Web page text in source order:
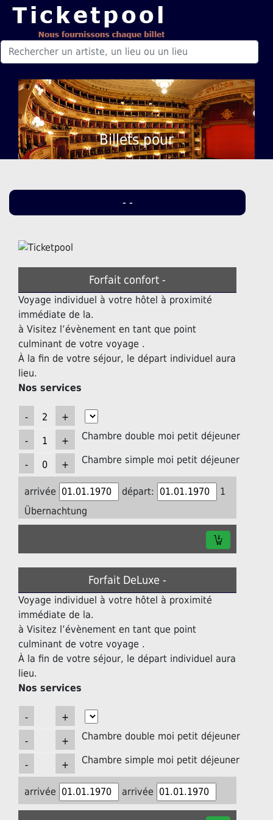
Billets pour
- -
Forfait confort -
Voyage individuel à votre hôtel à proximité
immédiate de la.
à Visitez l’évènement en tant que point
culminant de votre voyage .
À la fin de votre séjour, le départ individuel aura
lieu.
Nos services
Chambre double moi petit déjeuner
Chambre simple moi petit déjeuner
arrivée départ:
1
Übernachtung
Forfait DeLuxe -
Voyage individuel à votre hôtel à proximité
immédiate de la.
à Visitez l’évènement en tant que point
culminant de votre voyage .
À la fin de votre séjour, le départ individuel aura
lieu.
Nos services
Chambre double moi petit déjeuner
Chambre simple moi petit déjeuner
arrivée arrivée